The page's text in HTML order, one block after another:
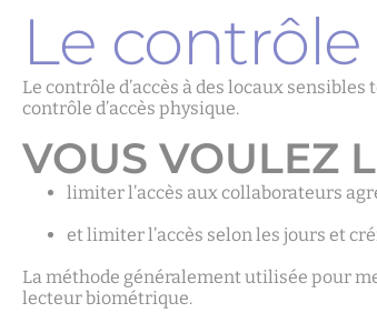
Le contrôle
Le contrôle d’accès à des locaux
contrôle d’accès physique.
VOUS VOULEZ
limiter l’accès aux collaborateurs
et limiter l’accès selon les jours et
La méthode généralement utilisée pour
lecteur biométrique.